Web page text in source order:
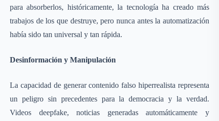
para absorberlos, históricamente, la tecnología ha creado más
trabajos de los que destruye, pero nunca antes la automatización
había sido tan universal y tan rápida.
Desinformación y Manipulación
La capacidad de generar contenido falso hiperrealista representa
un peligro sin precedentes para la democracia y la verdad.
Videos deepfake, noticias generadas automáticamente y